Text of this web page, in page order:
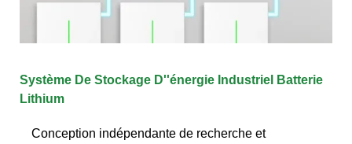
Système De Stockage D''énergie Industriel Batterie
Lithium
Conception indépendante de recherche et